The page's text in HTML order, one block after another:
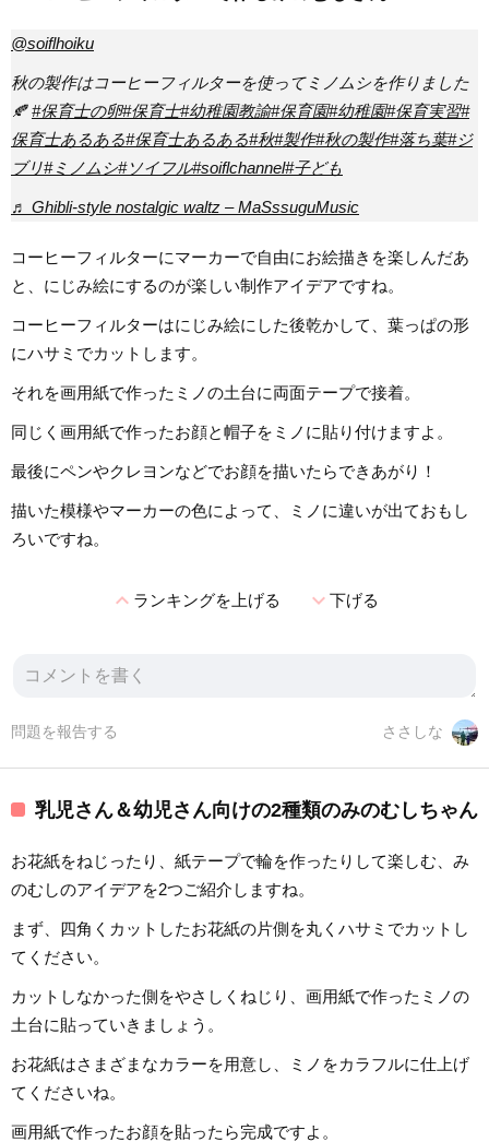
@soiflhoiku
秋の製作はコーヒーフィルターを使ってミノムシを作りました
🍂#保育士の卵#保育士#幼稚園教諭#保育園#幼稚園#保育実習#
保育士あるある#保育士あるある#秋#製作#秋の製作#落ち葉#ジ
ブリ#ミノムシ#ソイフル#soiflchannel#子ども
♬ Ghibli-style nostalgic waltz – MaSssuguMusic
コーヒーフィルターにマーカーで自由にお絵描きを楽しんだあ
と、にじみ絵にするのが楽しい制作アイデアですね。
コーヒーフィルターはにじみ絵にした後乾かして、葉っぱの形
にハサミでカットします。
それを画用紙で作ったミノの土台に両面テープで接着。
同じく画用紙で作ったお顔と帽子をミノに貼り付けますよ。
最後にペンやクレヨンなどでお顔を描いたらできあがり！
描いた模様やマーカーの色によって、ミノに違いが出ておもし
ろいですね。
expand_lessランキングを上げる expand_more下げる
ささしな
問題を報告する
乳児さん＆幼児さん向けの2種類のみのむしちゃん
お花紙をねじったり、紙テープで輪を作ったりして楽しむ、み
のむしのアイデアを2つご紹介しますね。
まず、四角くカットしたお花紙の片側を丸くハサミでカットし
てください。
カットしなかった側をやさしくねじり、画用紙で作ったミノの
土台に貼っていきましょう。
お花紙はさまざまなカラーを用意し、ミノをカラフルに仕上げ
てくださいね。
画用紙で作ったお顔を貼ったら完成ですよ。